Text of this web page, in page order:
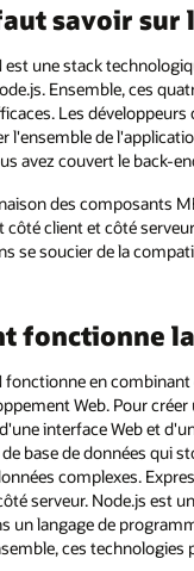
savoir sur
est une stack
Ensemble, ces
Les
l'ensemble de
avez couvert le back-
des composants
côté client et côté
se soucier de la
fonctionne
fonctionne en
Web. Pour
interface Web et
base de données qui
complexes.
serveur. Node.js est
un langage de
ces